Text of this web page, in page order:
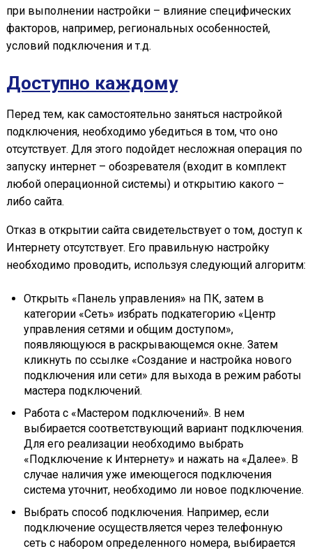
при выполнении настройки – влияние специфических
факторов, например, региональных особенностей,
условий подключения и т.д.
Доступно каждому
Перед тем, как самостоятельно заняться настройкой
подключения, необходимо убедиться в том, что оно
отсутствует. Для этого подойдет несложная операция по
запуску интернет – обозревателя (входит в комплект
любой операционной системы) и открытию какого –
либо сайта.
Отказ в открытии сайта свидетельствует о том, доступ к
Интернету отсутствует. Его правильную настройку
необходимо проводить, используя следующий алгоритм:
Открыть «Панель управления» на ПК, затем в
категории «Сеть» избрать подкатегорию «Центр
управления сетями и общим доступом»,
появляющуюся в раскрывающемся окне. Затем
кликнуть по ссылке «Создание и настройка нового
подключения или сети» для выхода в режим работы
мастера подключений.
Работа с «Мастером подключений». В нем
выбирается соответствующий вариант подключения.
Для его реализации необходимо выбрать
«Подключение к Интернету» и нажать на «Далее». В
случае наличия уже имеющегося подключения
система уточнит, необходимо ли новое подключение.
Выбрать способ подключения. Например, если
подключение осуществляется через телефонную
сеть с набором определенного номера, выбирается